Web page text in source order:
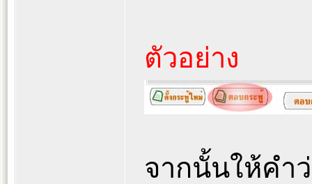
ตัวอย่าง
จากนั้นให้คำ